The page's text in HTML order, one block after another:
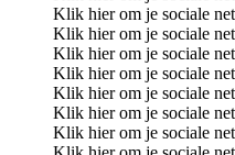
Klik hier om je sociale
Klik hier om je sociale
Klik hier om je sociale
Klik hier om je sociale
Klik hier om je sociale
Klik hier om je sociale
Klik hier om je sociale